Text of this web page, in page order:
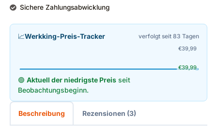
Sichere Zahlungsabwicklung
📈Werkking-Preis-Tracker verfolgt seit 83 Tagen
€39,99
€39,99
🟢 Aktuell der niedrigste Preis seit
Beobachtungsbeginn.
Beschreibung Rezensionen (3)